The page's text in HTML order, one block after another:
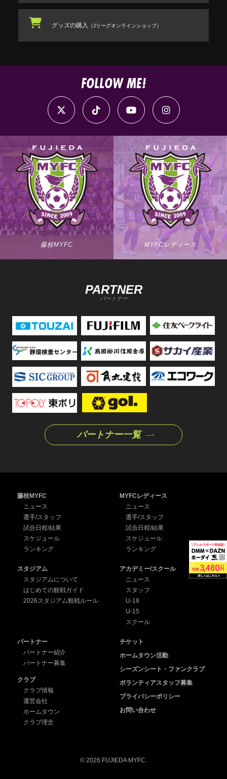
グッズの購入 （Jリーグオンラインショップ）
FOLLOW ME!
藤枝MYFC MYFCレディース
PARTNER
パートナー
パートナー一覧
藤枝MYFC
ニュース
選手/スタッフ
試合日程/結果
スケジュール
ランキング
MYFCレディース
ニュース
選手/スタッフ
試合日程/結果
スケジュール
ランキング
スタジアム
スタジアムについて
はじめての観戦ガイド
2026スタジアム観戦ルール
アカデミー/スクール
ニュース
スタッフ
U-18
U-15
スクール
パートナー
パートナー紹介
パートナー募集
クラブ
クラブ情報
運営会社
ホームタウン
クラブ理念
チケット
ホームタウン活動
シーズンシート・ファンクラブ
ボランティアスタッフ募集
プライバシーポリシー
お問い合わせ
© 2026 FUJIEDA MYFC.